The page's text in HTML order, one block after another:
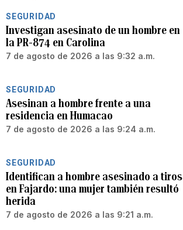
SEGURIDAD
Investigan asesinato de un hombre en
la PR-874 en Carolina
7 de agosto de 2026 a las 9:32 a.m.
SEGURIDAD
Asesinan a hombre frente a una
residencia en Humacao
7 de agosto de 2026 a las 9:24 a.m.
SEGURIDAD
Identifican a hombre asesinado a tiros
en Fajardo: una mujer también resultó
herida
7 de agosto de 2026 a las 9:21 a.m.